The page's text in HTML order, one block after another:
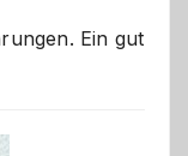
Ein gut